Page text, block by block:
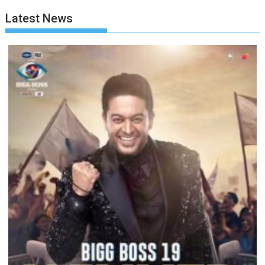
Latest News